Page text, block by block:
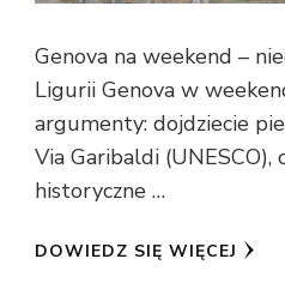
Genova na weekend –
Ligurii Genova w
argumenty: dojdziecie
Via Garibaldi (UNESCO),
historyczne …
DOWIEDZ SIĘ WIĘCEJ